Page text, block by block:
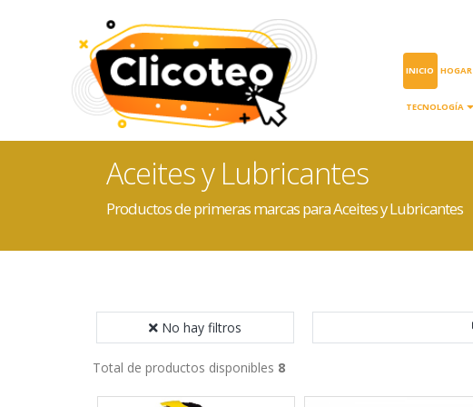
INICIO HOGAR
TECNOLOGÍA
Aceites y Lubricantes
Productos de primeras marcas para Aceites y Lubricantes
No hay filtros
Total de productos disponibles 8